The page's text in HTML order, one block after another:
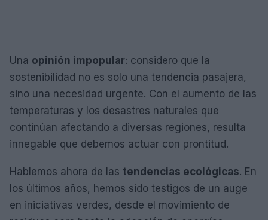
Una opinión impopular: considero que la
sostenibilidad no es solo una tendencia pasajera,
sino una necesidad urgente. Con el aumento de las
temperaturas y los desastres naturales que
continúan afectando a diversas regiones, resulta
innegable que debemos actuar con prontitud.
Hablemos ahora de las tendencias ecológicas. En
los últimos años, hemos sido testigos de un auge
en iniciativas verdes, desde el movimiento de